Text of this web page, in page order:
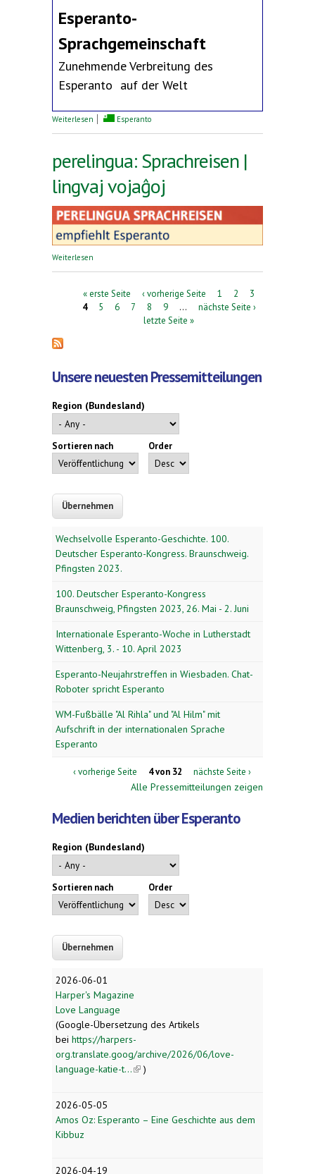
Esperanto-
Sprachgemeinschaft
Zunehmende Verbreitung des
Esperanto auf der Welt
Weiterlesen über Erklärung des Deutschen Esperanto-Bundes
Esperanto
perelingua: Sprachreisen |
lingvaj vojaĝoj
Weiterlesen
Seiten« erste Seite ‹ vorherige Seite 1 2
3
4
5 6 7 8 9 …
nächste Seite ›
letzte Seite »
Unsere neuesten Pressemitteilungen
Region (Bundesland)
Sortieren nach Order
Wechselvolle Esperanto-Geschichte. 100.
Deutscher Esperanto-Kongress. Braunschweig.
Pfingsten 2023.
100. Deutscher Esperanto-Kongress
Braunschweig, Pfingsten 2023, 26. Mai - 2. Juni
Internationale Esperanto-Woche in Lutherstadt
Wittenberg, 3. - 10. April 2023
Esperanto-Neujahrstreffen in Wiesbaden. Chat-
Roboter spricht Esperanto
WM-Fußbälle "Al Rihla" und "Al Hilm" mit
Aufschrift in der internationalen Sprache
Esperanto
‹ vorherige Seite 4 von 32 nächste Seite ›
Alle Pressemitteilungen zeigen
Medien berichten über Esperanto
Region (Bundesland)
Sortieren nach Order
2026-06-01
Harper's Magazine
Love Language
(Google-Übersetzung des Artikels
bei https://harpers-
org.translate.goog/archive/2026/06/love-
language-katie-t...(link is external)
)
2026-05-05
Amos Oz: Esperanto – Eine Geschichte aus dem
Kibbuz
2026-04-19